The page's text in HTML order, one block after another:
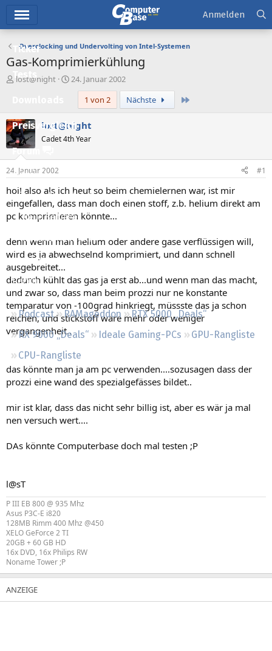
Ticker
Tests
Preisvergleich
Forum
Aktuelles
Empfohlene Inhalte
Neue Beiträge
Neueste Aktivitäten
Leserartikel
Regeln
Podcast RAMageddon
RTX 5000 „Deals“
RX 9000 „Deals“
Ideale Gaming-PCs
GPU-Rangliste
CPU-Rangliste
Anmelden
Overclocking und Undervolting von Intel-Systemen
Gas-Komprimierkühlung
E
e
l
l
e
lost@night
E
e
l
l
m
24. Januar 2002
1 von 2
Nächste
lost@night
Cadet 4th Year
24. Januar 2002 #1
hoi! also als ich heut so beim chemielernen war, ist mir
eingefallen, dass man doch einen stoff, z.b. helium direkt am
pc komprimieren könnte...
denn wenn man helium oder andere gase verflüssigen will,
wird es ja abwechselnd komprimiert, und dann schnell
ausgebreitet...
dadurch kühlt das gas ja erst ab...und wenn man das macht,
und zwar so, dass man beim prozzi nur ne konstante
temparatur von -100grad hinkriegt, müssste das ja schon
reichen, und stickstoff wäre mehr oder weniger
vergangenheit..
das könnte man ja am pc verwenden....sozusagen dass der
prozzi eine wand des spezialgefässes bildet..
mir ist klar, dass das nicht sehr billig ist, aber es wär ja mal
nen versuch wert....
DAs könnte Computerbase doch mal testen ;P
l@sT
P III EB 800 @ 935 Mhz
Asus P3C-E i820
128MB Rimm 400 Mhz @450
XELO GeForce 2 TI
20GB + 60 GB HD
16x DVD, 16x Philips RW
Noname Tower ;P